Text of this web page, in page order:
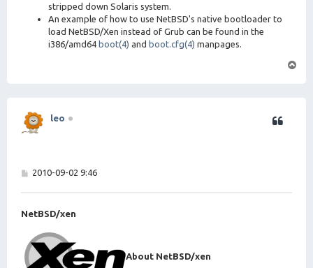
stripped down Solaris system.
An example of how to use NetBSD's native bootloader to
load NetBSD/Xen instead of Grub can be found in the
i386/amd64 boot(4) and boot.cfg(4) manpages.
leo
帖
2010-09-02 9:46
NetBSD/xen
About NetBSD/xen